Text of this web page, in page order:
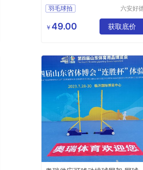
羽毛球拍
六安好
公司
￥ 49.00 获取底价